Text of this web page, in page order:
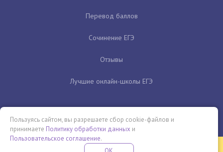
Перевод баллов
Сочинение ЕГЭ
Отзывы
Лучшие онлайн-школы ЕГЭ
Бесплатная летняя школа
Пользуясь сайтом, вы разрешаете сбор cookie-файлов и
принимаете Политику обработки данных и
Пользовательское соглашение.